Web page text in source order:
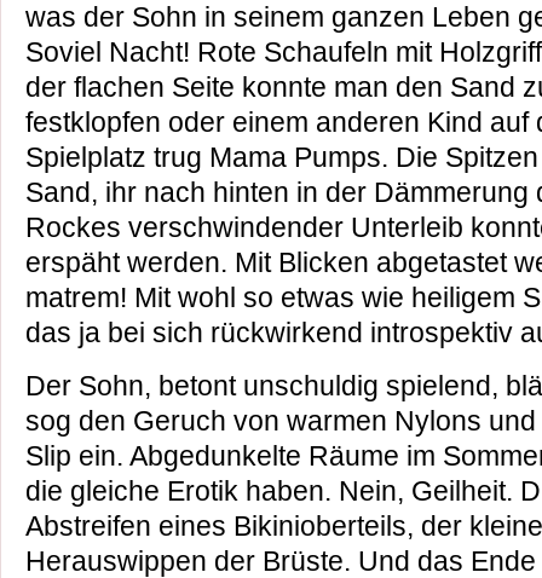
was der Sohn in seinem ganzen Leben
Soviel Nacht! Rote Schaufeln mit
der flachen Seite konnte man den Sand
festklopfen oder einem anderen Kind auf
Spielplatz trug Mama Pumps. Die
Sand, ihr nach hinten in der Dämmerung
Rockes verschwindender Unterleib
erspäht werden. Mit Blicken abgetastet
matrem! Mit wohl so etwas wie heiligem
das ja bei sich rückwirkend introspektiv
Der Sohn, betont unschuldig spielend,
sog den Geruch von warmen Nylons
Slip ein. Abgedunkelte Räume im
die gleiche Erotik haben. Nein, Geilheit.
Abstreifen eines Bikinioberteils, der
Herauswippen der Brüste. Und das